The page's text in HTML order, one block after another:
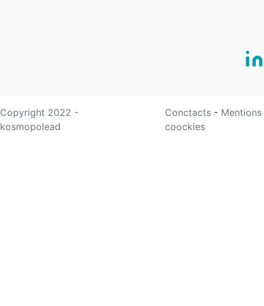
Copyright 2022 -
kosmopolead
Conctacts -
coockies